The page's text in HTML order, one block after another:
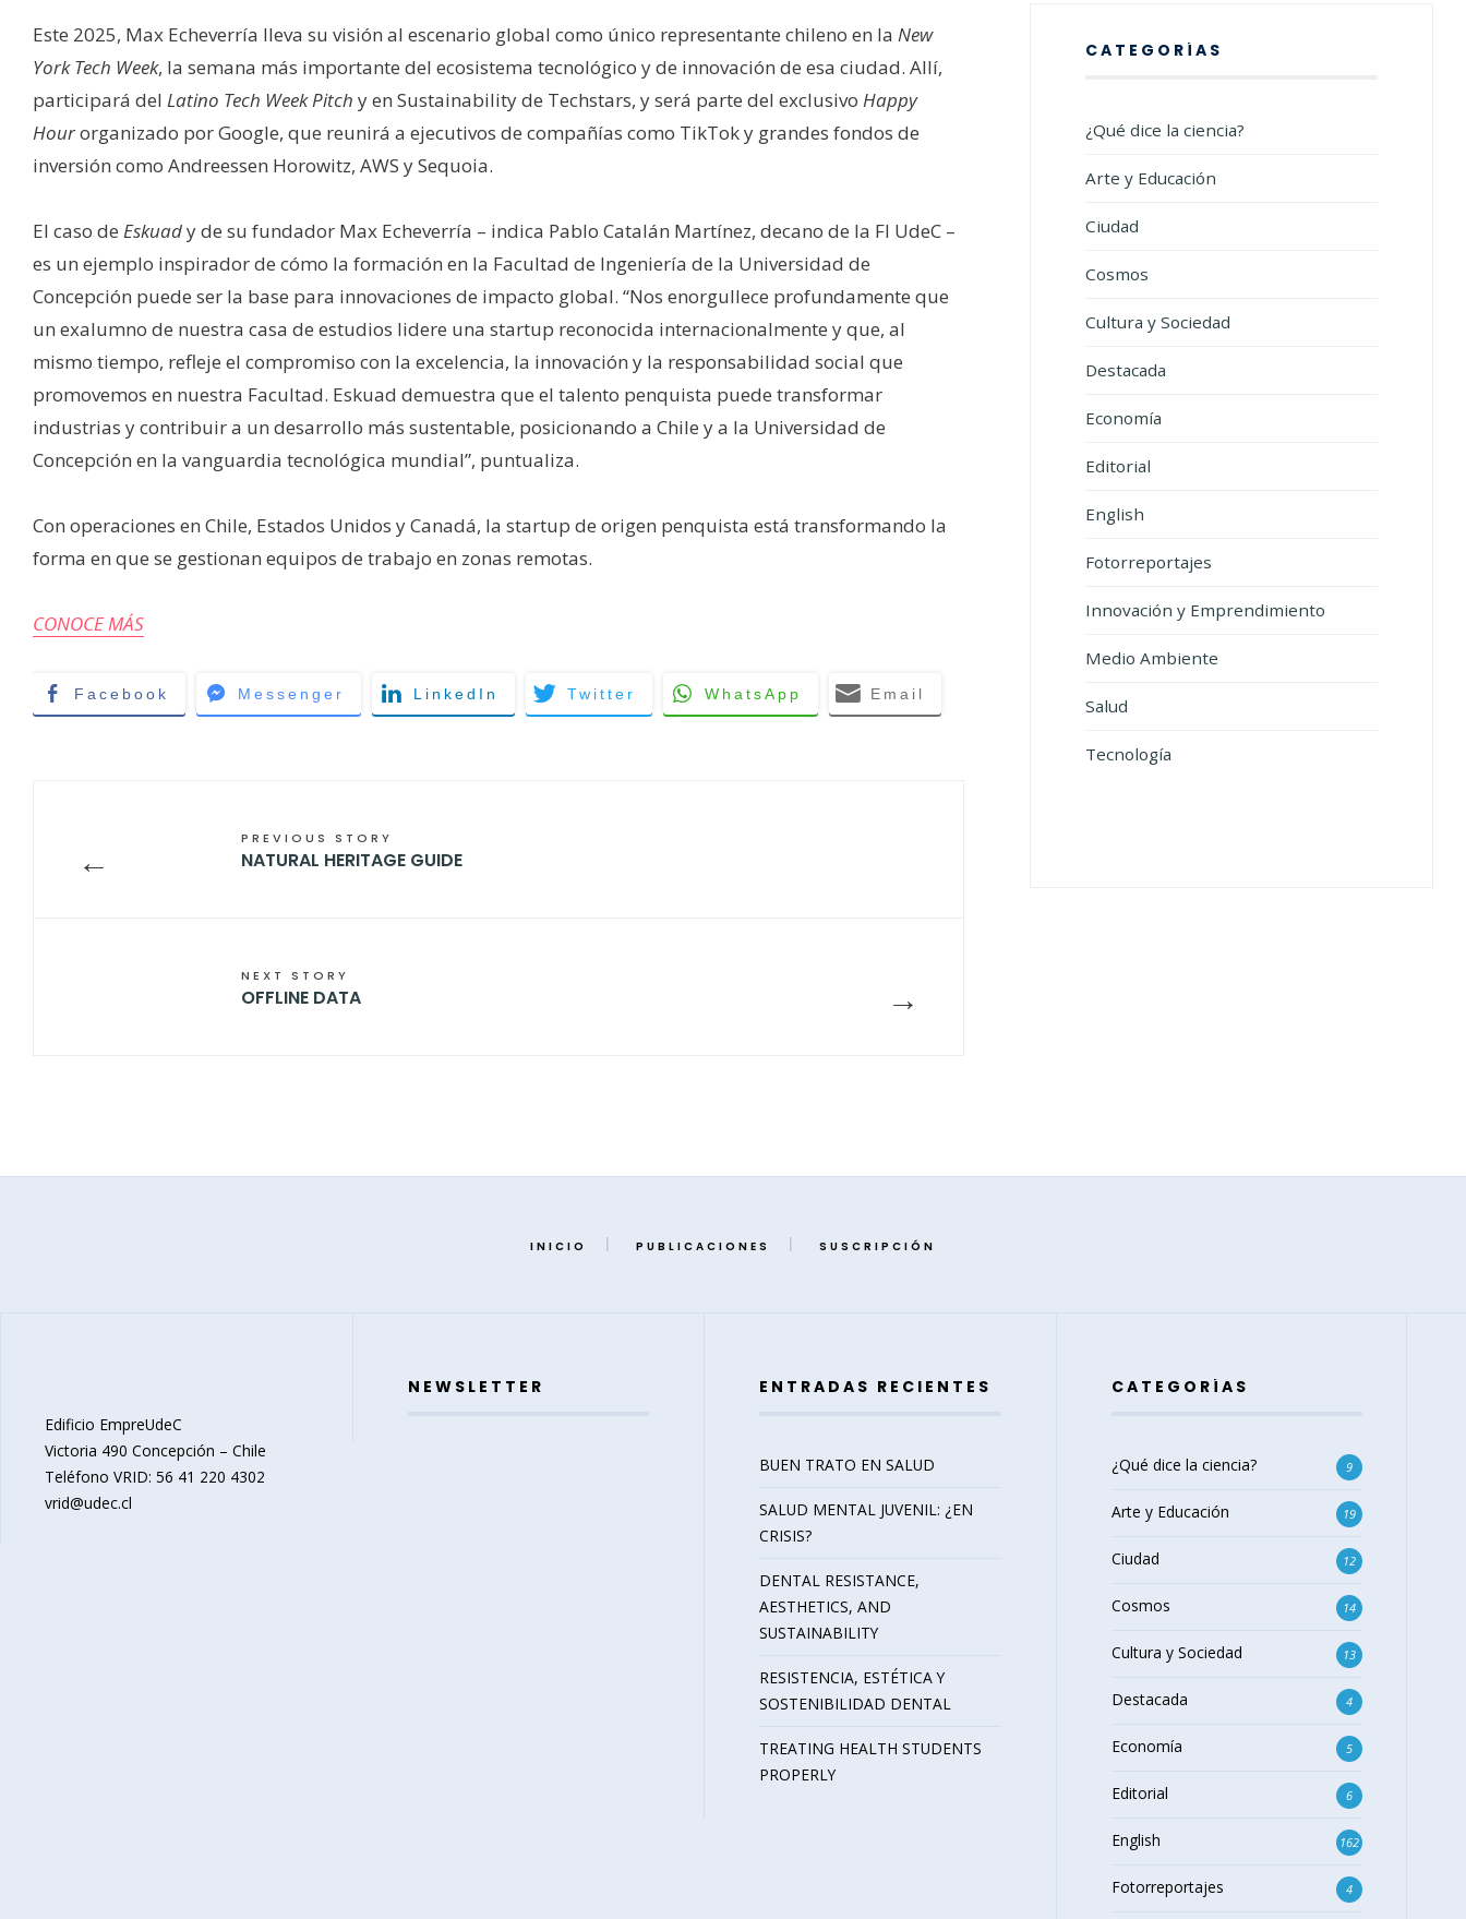
Este 2025, Max Echeverría lleva su visión al escenario global como único representante chileno en la New
York Tech Week, la semana más importante del ecosistema tecnológico y de innovación de esa ciudad. Allí,
participará del Latino Tech Week Pitch y en Sustainability de Techstars, y será parte del exclusivo Happy
Hourorganizado por Google, que reunirá a ejecutivos de compañías como TikTok y grandes fondos de
inversión como Andreessen Horowitz, AWS y Sequoia.
El caso de Eskuady de su fundador Max Echeverría – indica Pablo Catalán Martínez, decano de la FI UdeC –
es un ejemplo inspirador de cómo la formación en la Facultad de Ingeniería de la Universidad de
Concepción puede ser la base para innovaciones de impacto global. “Nos enorgullece profundamente que
un exalumno de nuestra casa de estudios lidere una startup reconocida internacionalmente y que, al
mismo tiempo, refleje el compromiso con la excelencia, la innovación y la responsabilidad social que
promovemos en nuestra Facultad. Eskuad demuestra que el talento penquista puede transformar
industrias y contribuir a un desarrollo más sustentable, posicionando a Chile y a la Universidad de
Concepción en la vanguardia tecnológica mundial”, puntualiza.
Con operaciones en Chile, Estados Unidos y Canadá, la startup de origen penquista está transformando la
forma en que se gestionan equipos de trabajo en zonas remotas.
CONOCE MÁS
Facebook Messenger LinkedIn Twitter WhatsApp Email
←
PREVIOUS STORY
NATURAL HERITAGE GUIDE
→
NEXT STORY
OFFLINE DATA
CATEGORÍAS
¿Qué dice la ciencia?
Arte y Educación
Ciudad
Cosmos
Cultura y Sociedad
Destacada
Economía
Editorial
English
Fotorreportajes
Innovación y Emprendimiento
Medio Ambiente
Salud
Tecnología
INICIO PUBLICACIONES SUSCRIPCIÓN
Edificio EmpreUdeC
Victoria 490 Concepción – Chile
Teléfono VRID: 56 41 220 4302
vrid@udec.cl
NEWSLETTER ENTRADAS RECIENTES
BUEN TRATO EN SALUD
SALUD MENTAL JUVENIL: ¿EN
CRISIS?
DENTAL RESISTANCE,
AESTHETICS, AND
SUSTAINABILITY
RESISTENCIA, ESTÉTICA Y
SOSTENIBILIDAD DENTAL
TREATING HEALTH STUDENTS
PROPERLY
CATEGORÍAS
¿Qué dice la ciencia? 9
Arte y Educación 19
Ciudad 12
Cosmos 14
Cultura y Sociedad 13
Destacada 4
Economía 5
Editorial 6
English 162
Fotorreportajes 4